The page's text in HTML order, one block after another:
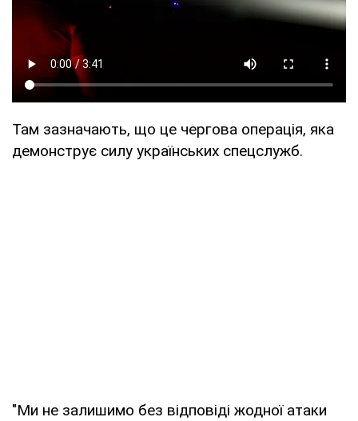
Там зазначають, що це чергова операція, яка
демонструє силу українських спецслужб.
"Ми не залишимо без відповіді жодної атаки